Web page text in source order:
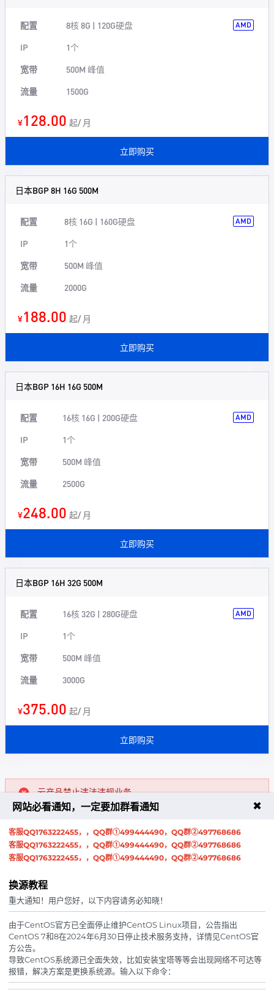
配置 8核 8G | 120G硬盘 AMD
IP
1个
宽带
500M 峰值
流量
1500G
¥128.00 起/ 月
立即购买
日本BGP 8H 16G 500M
配置 8核 16G | 160G硬盘 AMD
IP
1个
宽带
500M 峰值
流量
2000G
¥188.00 起/ 月
立即购买
日本BGP 16H 16G 500M
配置 16核 16G | 200G硬盘 AMD
IP
1个
宽带
500M 峰值
流量
2500G
¥248.00 起/ 月
立即购买
日本BGP 16H 32G 500M
配置 16核 32G | 280G硬盘 AMD
IP
1个
宽带
500M 峰值
流量
3000G
¥375.00 起/ 月
立即购买
云产品禁止违法违规业务。
具体请务必查看服务条款 、退款条款
当您购买苏几云云产品时，您必须同意本服务条款
、 隐私政策
服务条款
所有业务到期前3天进行短信/邮件通知，所以我们强烈推
荐您在管理中心
绑定手机和邮箱，通过手机和邮箱接收
续费通知是目前到达率最高的提醒方式。
个人中心
和安全中心
填写完整个人信息，以便云服
务发生任何状况时我们能及时与您取得联系。若在问题解
决期间因您个人信息不全而无法与您取得联系，平台将不
网站必看通知，一定要加群看通知 ✖
客服QQ1763222455，，QQ群①499444490，QQ群②497768686
客服QQ1763222455，，QQ群①499444490，QQ群②497768686
客服QQ1763222455，，QQ群①499444490，QQ群②497768686
换源教程
重大通知！用户您好，以下内容请务必知晓！
由于CentOS官方已全面停止维护CentOS Linux项目，公告指出
CentOS 7和8在2024年6月30日停止技术服务支持，详情见CentOS官
方公告。
导致CentOS系统源已全面失效，比如安装宝塔等等会出现网络不可达等
报错，解决方案是更换系统源。输入以下命令：